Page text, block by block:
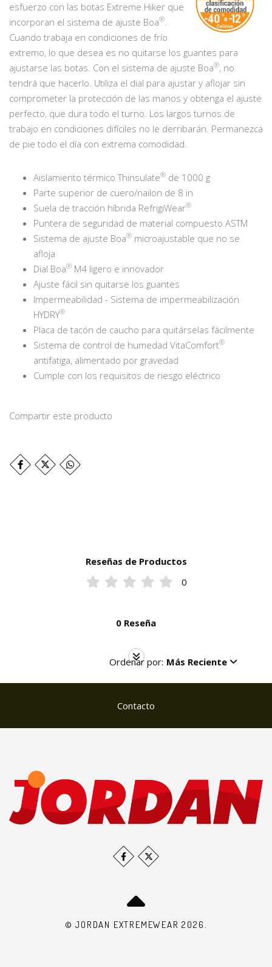
esfuerzo con las botas Extreme Hiker que
incorporan el sistema de ajuste Boa®.
Cuando trabaja en condiciones de frío
extremo, lo que desea es no quitarse los guantes para
ajustarse las botas. Con el sistema de ajuste Boa®, no
tendrá que hacerlo. Utiliza el dial para ajustar y aflojar sin
comprometer la protección de las manos y obtenga el ajuste
perfecto, que dura todo el turno. Los largos turnos de
trabajo en condiciones difíciles no le derribarán. Permanezca
de pie todo el día con extrema comodidad.
Aislamiento térmico Thinsulate® de 1000 g
Parte superior de cuero/nailon de 8 in
Suela de tracción híbrida RefrigiWear®
Puntera de seguridad de material compuesto ASTM
Sistema de ajuste Boa® microajustable que no se
afloja
Dial Boa® M4 ligero e innovador
Ajuste fácil sin quitarse los guantes
Impermeabilidad - Sistema de impermeabilización
HYDRY®
Placa de tacón de caucho para quitárselas fácilmente
Sistema de control de humedad VitaComfort®
antifatiga, alimentado por gravedad
Cumple con los requisitos de riesgo eléctrico
Compartir este producto
Reseñas de Productos
0
0 Reseña
Ordenar por: Más Reciente
Contacto
© JORDAN EXTREMEWEAR 2026.